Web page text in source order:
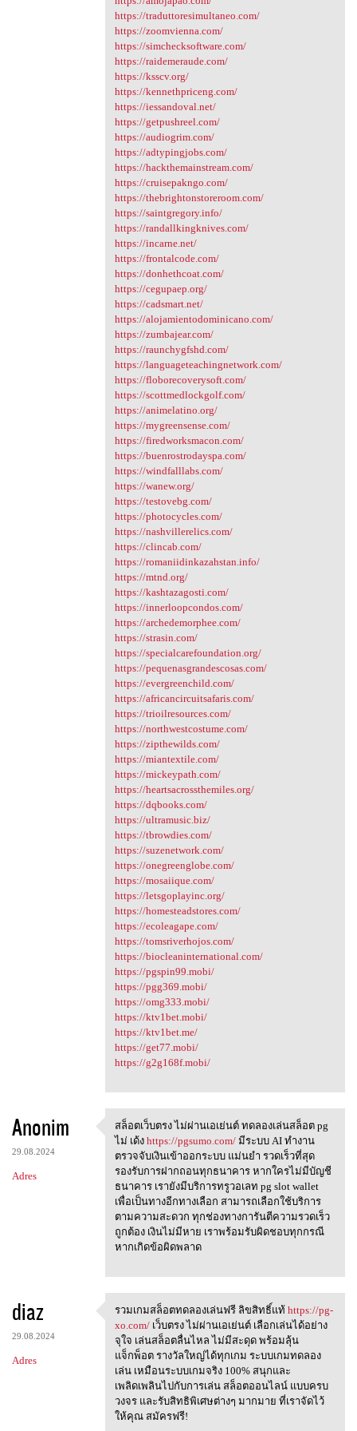
https://traduttoresimultaneo.com/
https://zoomvienna.com/
https://simchecksoftware.com/
https://raidemeraude.com/
https://ksscv.org/
https://kennethpriceng.com/
https://iessandoval.net/
https://getpushreel.com/
https://audiogrim.com/
https://adtypingjobs.com/
https://hackthemainstream.com/
https://cruisepakngo.com/
https://thebrightonstoreroom.com/
https://saintgregory.info/
https://randallkingknives.com/
https://incarne.net/
https://frontalcode.com/
https://donhethcoat.com/
https://cegupaep.org/
https://cadsmart.net/
https://alojamientodominicano.com/
https://zumbajear.com/
https://raunchygfshd.com/
https://languageteachingnetwork.com/
https://floborecoverysoft.com/
https://scottmedlockgolf.com/
https://animelatino.org/
https://mygreensense.com/
https://firedworksmacon.com/
https://buenrostrodayspa.com/
https://windfalllabs.com/
https://wanew.org/
https://testovebg.com/
https://photocycles.com/
https://nashvillerelics.com/
https://clincab.com/
https://romaniidinkazahstan.info/
https://mtnd.org/
https://kashtazagosti.com/
https://innerloopcondos.com/
https://archedemorphee.com/
https://strasin.com/
https://specialcarefoundation.org/
https://pequenasgrandescosas.com/
https://evergreenchild.com/
https://africancircuitsafaris.com/
https://trioilresources.com/
https://northwestcostume.com/
https://zipthewilds.com/
https://miantextile.com/
https://mickeypath.com/
https://heartsacrossthemiles.org/
https://dqbooks.com/
https://ultramusic.biz/
https://tbrowdies.com/
https://suzenetwork.com/
https://onegreenglobe.com/
https://mosaiique.com/
https://letsgoplayinc.org/
https://homesteadstores.com/
https://ecoleagape.com/
https://tomsriverhojos.com/
https://biocleaninternational.com/
https://pgspin99.mobi/
https://pgg369.mobi/
https://omg333.mobi/
https://ktv1bet.mobi/
https://ktv1bet.me/
https://get77.mobi/
https://g2g168f.mobi/
Anonim
29.08.2024
Adres
สล็อตเว็บตรง ไม่ผ่านเอเย่นต์
สล็อตเว็บตรง ไม่ผ่านเอเย่นต์ ทดลองเล่นสล็อต pg
ไม่ เด้ง https://pgsumo.com/มีระบบ AI ทำงาน
ตรวจจับเงินเข้าออกระบบ แม่นยำ รวดเร็วที่สุด
รองรับการฝากถอนทุกธนาคาร หากใครไม่มีบัญชี
ธนาคาร เรายังมีบริการทรูวอเลท pg slot wallet
เพื่อเป็นทางอีกทางเลือก สามารถเลือกใช้บริการ
ตามความสะดวก ทุกช่องทางการันตีความรวดเร็ว
ถูกต้อง เงินไม่มีหาย เราพร้อมรับผิดชอบทุกกรณี
หากเกิดข้อผิดพลาด
diaz
29.08.2024
Adres
รวมเกมสล็อตทดลองเล่นฟรี
รวมเกมสล็อตทดลองเล่นฟรี ลิขสิทธิ์แท้ https://pg-
xo.com/เว็บตรง ไม่ผ่านเอเย่นต์ เลือกเล่นได้อย่าง
จุใจ เล่นสล็อตลื่นไหล ไม่มีสะดุด พร้อมลุ้น
แจ็กพ็อต รางวัลใหญ่ได้ทุกเกม ระบบเกมทดลอง
เล่น เหมือนระบบเกมจริง 100% สนุกและ
เพลิดเพลินไปกับการเล่น สล็อตออนไลน์ แบบครบ
วงจร และรับสิทธิพิเศษต่างๆ มากมาย ที่เราจัดไว้
ให้คุณ สมัครฟรี!